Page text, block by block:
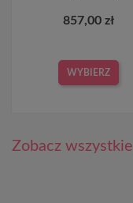
857,00 zł
WYBIERZ
Zobacz